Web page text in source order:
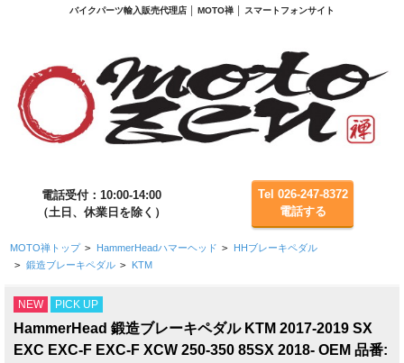
バイクパーツ輸入販売代理店 │ MOTO禅 │ スマートフォンサイト
電話受付：10:00-14:00
（土日、休業日を除く）
Tel 026-247-8372
電話する
MOTO禅トップ > HammerHeadハマーヘッド > HHブレーキペダル
> 鍛造ブレーキペダル > KTM
NEW PICK UP
HammerHead 鍛造ブレーキペダル KTM 2017-2019 SX
EXC EXC-F EXC-F XCW 250-350 85SX 2018- OEM 品番: